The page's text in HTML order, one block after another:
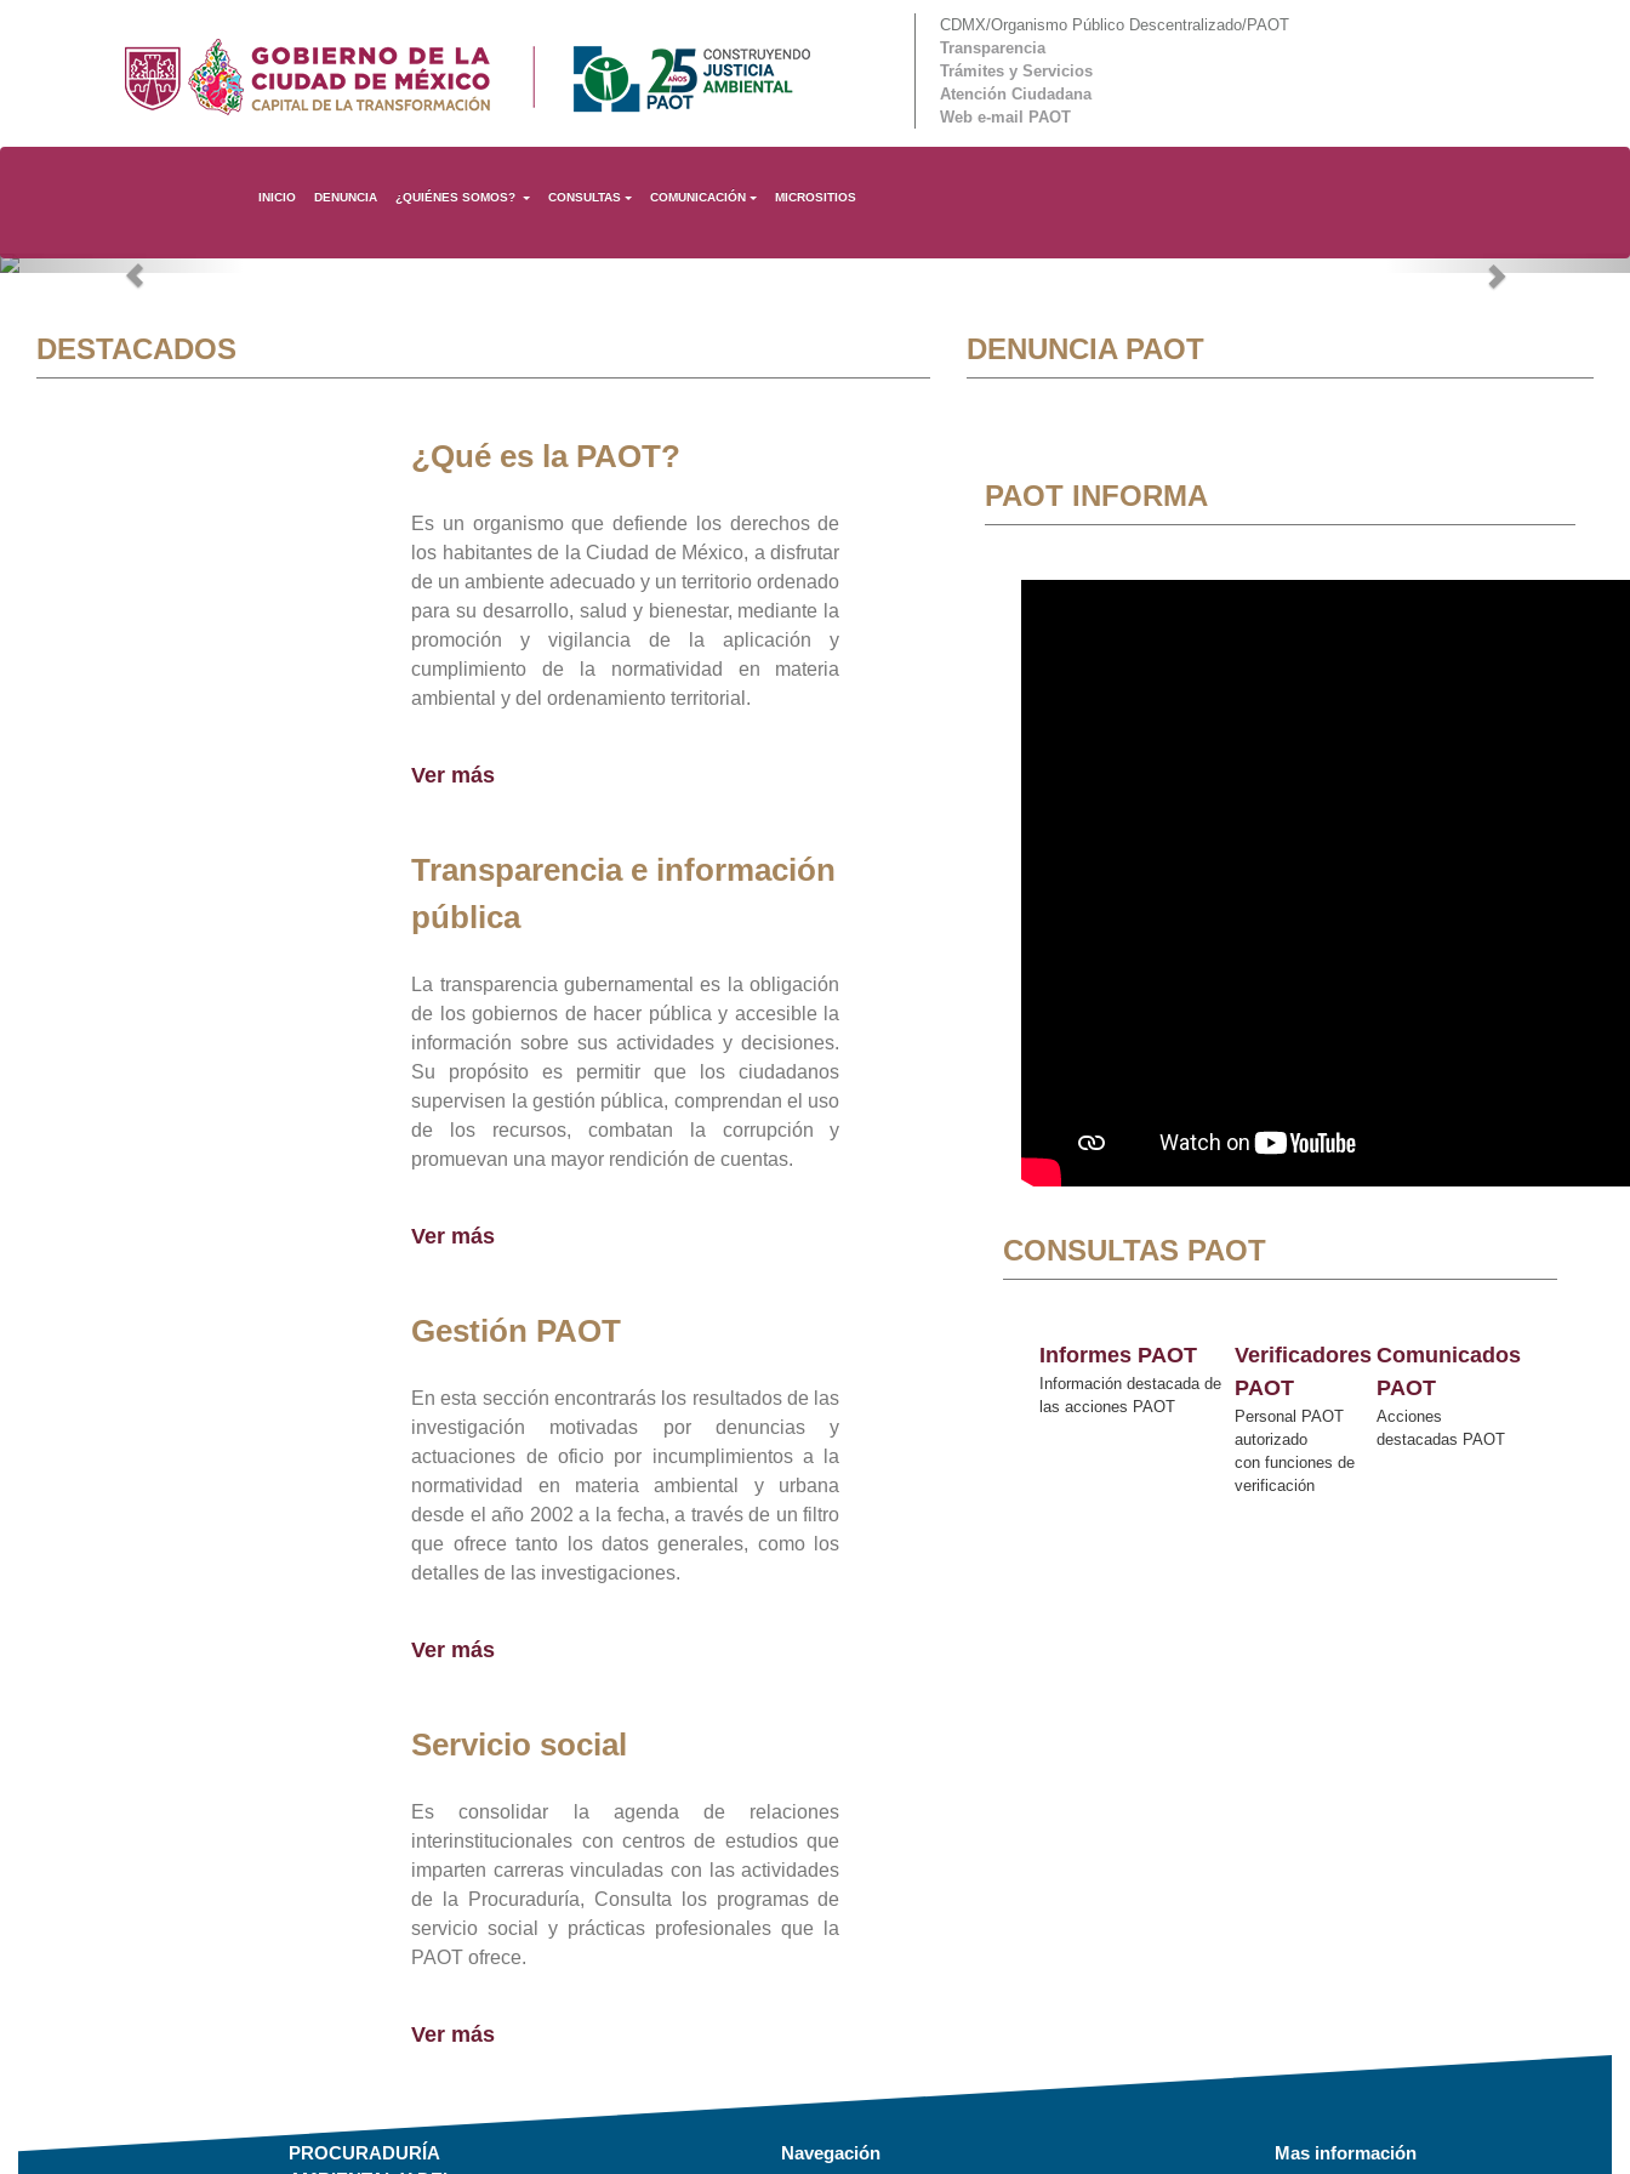
CDMX/Organismo Público Descentralizado/PAOT
Transparencia
Trámites y Servicios
Atención Ciudadana
Web e-mail PAOT
INICIO DENUNCIA ¿QUIÉNES SOMOS? CONSULTAS COMUNICACIÓN MICROSITIOS
Previous Next
DESTACADOS
¿Qué es la PAOT?
Es un organismo que defiende los derechos de
los habitantes de la Ciudad de México, a disfrutar
de un ambiente adecuado y un territorio ordenado
para su desarrollo, salud y bienestar, mediante la
promoción y vigilancia de la aplicación y
cumplimiento de la normatividad en materia
ambiental y del ordenamiento territorial.
Ver más
Transparencia e información
pública
La transparencia gubernamental es la obligación
de los gobiernos de hacer pública y accesible la
información sobre sus actividades y decisiones.
Su propósito es permitir que los ciudadanos
supervisen la gestión pública, comprendan el uso
de los recursos, combatan la corrupción y
promuevan una mayor rendición de cuentas.
Ver más
Gestión PAOT
En esta sección encontrarás los resultados de las
investigación motivadas por denuncias y
actuaciones de oficio por incumplimientos a la
normatividad en materia ambiental y urbana
desde el año 2002 a la fecha, a través de un filtro
que ofrece tanto los datos generales, como los
detalles de las investigaciones.
Ver más
Servicio social
Es consolidar la agenda de relaciones
interinstitucionales con centros de estudios que
imparten carreras vinculadas con las actividades
de la Procuraduría, Consulta los programas de
servicio social y prácticas profesionales que la
PAOT ofrece.
Ver más
DENUNCIA PAOT
PAOT INFORMA
CONSULTAS PAOT
Informes PAOT
Información destacada de
las acciones PAOT
Verificadores
PAOT
Personal PAOT
autorizado
con funciones de
verificación
Comunicados
PAOT
Acciones
destacadas PAOT
PROCURADURÍA
Navegación Mas información